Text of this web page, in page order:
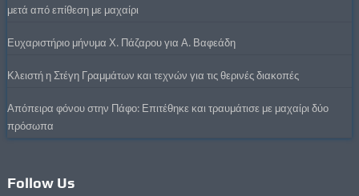
μετά από επίθεση με μαχαίρι
Ευχαριστήριο μήνυμα Χ. Πάζαρου για Α. Βαφεάδη
Κλειστή η Στέγη Γραμμάτων και τεχνών για τις θερινές διακοπές
Απόπειρα φόνου στην Πάφο: Επιτέθηκε και τραυμάτισε με μαχαίρι δύο
πρόσωπα
Follow Us